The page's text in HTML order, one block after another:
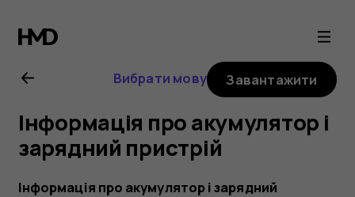
Посібник
користувача
Nokia
5
Вибрати мову Завантажити
Інформація про акумулятор і
зарядний пристрій
Інформація про акумулятор і зарядний